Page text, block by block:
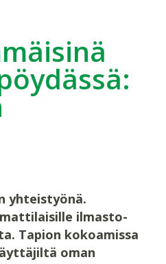
yhteistyönä.
ilmasto-
Tapion kokoamissa
oman